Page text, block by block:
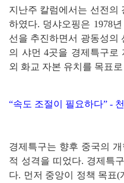
지난주 칼럼에서는 선전의
하였다. 덩샤오핑은 1978
선을 추진하면서 광동성의
의 샤먼 4곳을 경제특구로
외 화교 자본 유치를 목표
“속도 조절이 필요하다” -
경제특구는 향후 중국의
적 성격을 띠었다. 경제특
다. 먼저 중앙이 정책 목표(